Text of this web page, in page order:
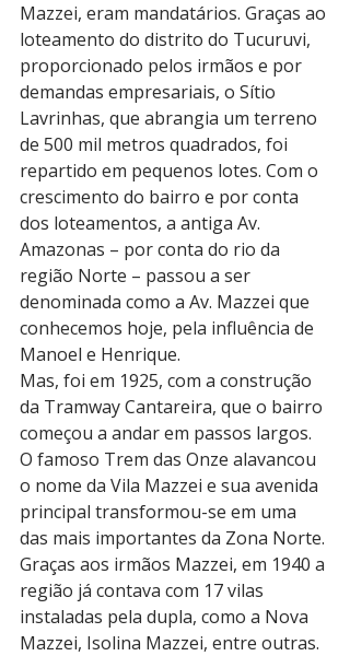
Mazzei, eram mandatários. Graças ao
loteamento do distrito do Tucuruvi,
proporcionado pelos irmãos e por
demandas empresariais, o Sítio
Lavrinhas, que abrangia um terreno
de 500 mil metros quadrados, foi
repartido em pequenos lotes. Com o
crescimento do bairro e por conta
dos loteamentos, a antiga Av.
Amazonas – por conta do rio da
região Norte – passou a ser
denominada como a Av. Mazzei que
conhecemos hoje, pela influência de
Manoel e Henrique.
Mas, foi em 1925, com a construção
da Tramway Cantareira, que o bairro
começou a andar em passos largos.
O famoso Trem das Onze alavancou
o nome da Vila Mazzei e sua avenida
principal transformou-se em uma
das mais importantes da Zona Norte.
Graças aos irmãos Mazzei, em 1940 a
região já contava com 17 vilas
instaladas pela dupla, como a Nova
Mazzei, Isolina Mazzei, entre outras.